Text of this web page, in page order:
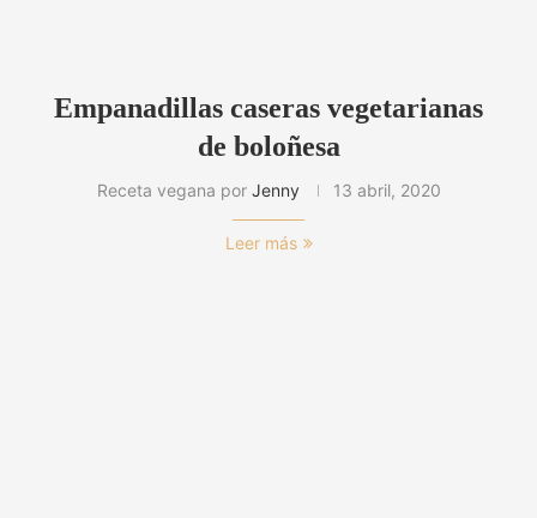
Empanadillas caseras vegetarianas
de boloñesa
Receta vegana por Jenny 13 abril, 2020
Leer más